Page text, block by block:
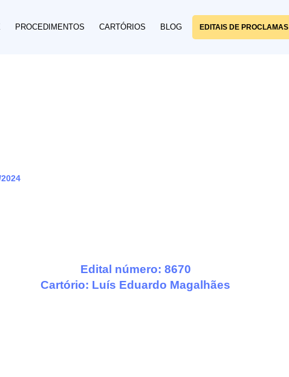
PROCEDIMENTOS CARTÓRIOS BLOG EDITAIS DE PROCLAMAS
Edital número: 8670
Cartório: Luís Eduardo Magalhães